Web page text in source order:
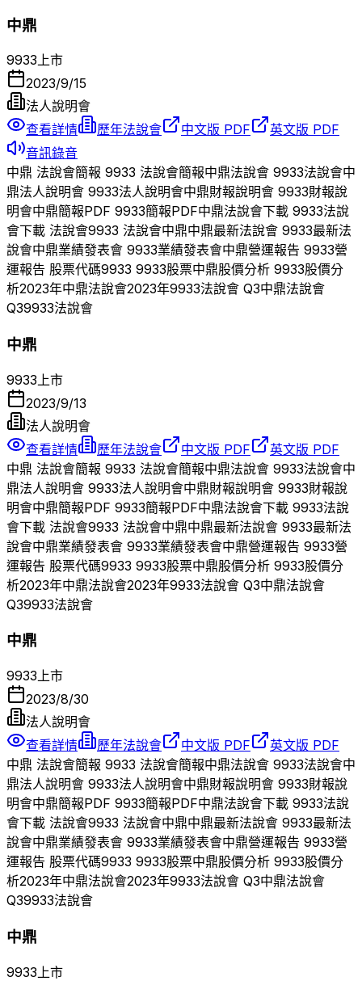
中鼎
9933上市
2023/9/15
法人說明會
查看詳情
歷年法說會 中文版 PDF
英文版 PDF
音訊錄音
中鼎 法說會簡報 9933 法說會簡報中鼎法說會 9933法說會中
鼎法人說明會 9933法人說明會中鼎財報說明會 9933財報說
明會中鼎簡報PDF 9933簡報PDF中鼎法說會下載 9933法說
會下載 法說會9933 法說會中鼎中鼎最新法說會 9933最新法
說會中鼎業績發表會 9933業績發表會中鼎營運報告 9933營
運報告 股票代碼9933 9933股票中鼎股價分析 9933股價分
析2023年中鼎法說會2023年9933法說會 Q3中鼎法說會
Q39933法說會
中鼎
9933 上市
2023/9/13
法人說明會
查看詳情
歷年法說會 中文版 PDF
英文版 PDF
中鼎 法說會簡報 9933 法說會簡報中鼎法說會 9933法說會中
鼎法人說明會 9933法人說明會中鼎財報說明會 9933財報說
明會中鼎簡報PDF 9933簡報PDF中鼎法說會下載 9933法說
會下載 法說會9933 法說會中鼎中鼎最新法說會 9933最新法
說會中鼎業績發表會 9933業績發表會中鼎營運報告 9933營
運報告 股票代碼9933 9933股票中鼎股價分析 9933股價分
析2023年中鼎法說會2023年9933法說會 Q3中鼎法說會
Q39933法說會
中鼎
9933上市
2023/8/30
法人說明會
查看詳情
歷年法說會 中文版 PDF
英文版 PDF
中鼎 法說會簡報 9933 法說會簡報中鼎法說會 9933法說會中
鼎法人說明會 9933法人說明會中鼎財報說明會 9933財報說
明會中鼎簡報PDF 9933簡報PDF中鼎法說會下載 9933法說
會下載 法說會9933 法說會中鼎中鼎最新法說會 9933最新法
說會中鼎業績發表會 9933業績發表會中鼎營運報告 9933營
運報告 股票代碼9933 9933股票中鼎股價分析 9933股價分
析2023年中鼎法說會2023年9933法說會 Q3中鼎法說會
Q39933法說會
中鼎
9933 上市